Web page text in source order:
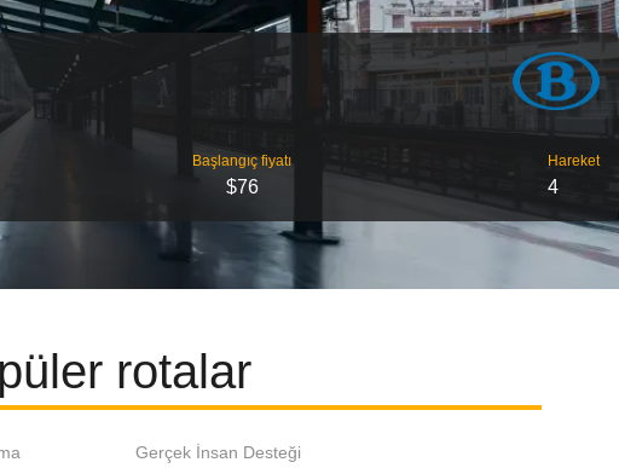
Başlangıç ​​fiyatı
$76
Hareket
4
rotalar
Gerçek İnsan Desteği